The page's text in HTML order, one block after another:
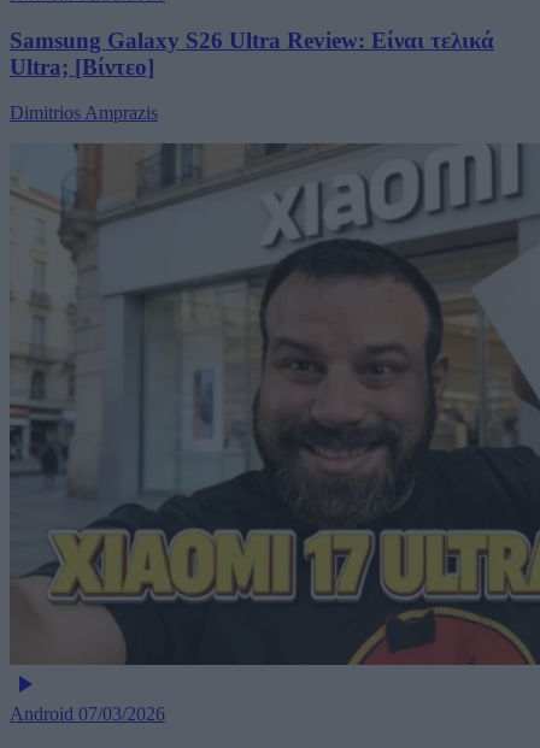
Samsung Galaxy S26 Ultra Review: Είναι τελικά
Ultra; [Βίντεο]
Dimitrios Amprazis
Android 07/03/2026